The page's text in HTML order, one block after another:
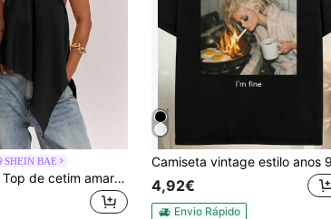
SHEIN BAE
SHEIN BAE Top de cetim amarelo liso para mulher, casual de férias, primavera/verão, com decote halter, costas nuas e bainha assimétrica, adequado para férias na praia, férias de praia, férias casuais entre irmãs, top elegante, top de cetim prático, top de cetim amarelo, top elegante 4,92€
Envio Rápido